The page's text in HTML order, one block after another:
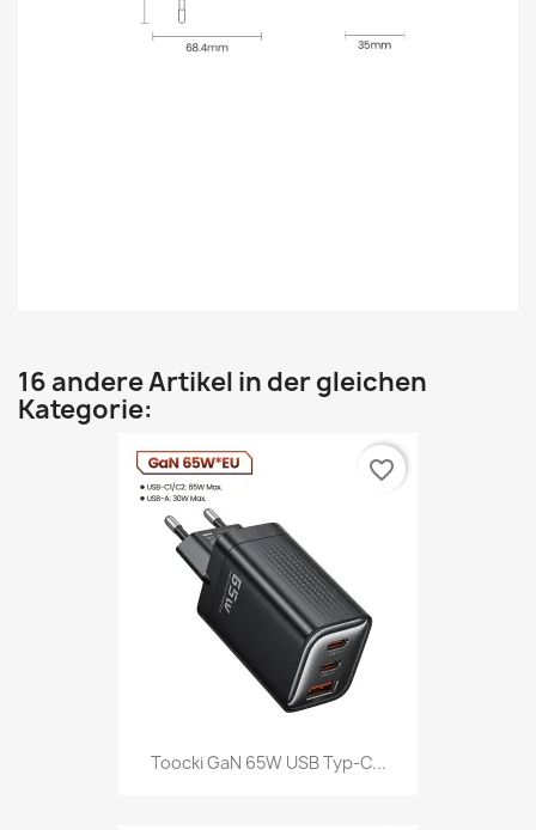
16 andere Artikel in der gleichen
Kategorie:
Toocki GaN 65W USB Typ-C...
favorite_border